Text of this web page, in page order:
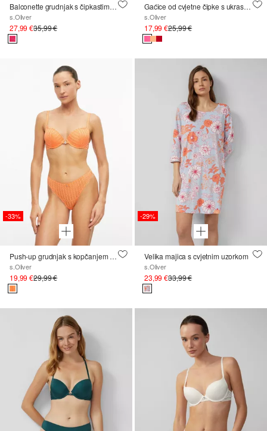
Balconette grudnjak s čipkastim umetkom
s.Oliver
27,99 €35,99 €
Gaćice od cvjetne čipke s ukrasnom mašnom
s.Oliver
17,99 €25,99 €
-33%
Push-up grudnjak s kopčanjem sprijeda
s.Oliver
19,99 €29,99 €
-29%
Velika majica s cvjetnim uzorkom
s.Oliver
23,99 €33,99 €